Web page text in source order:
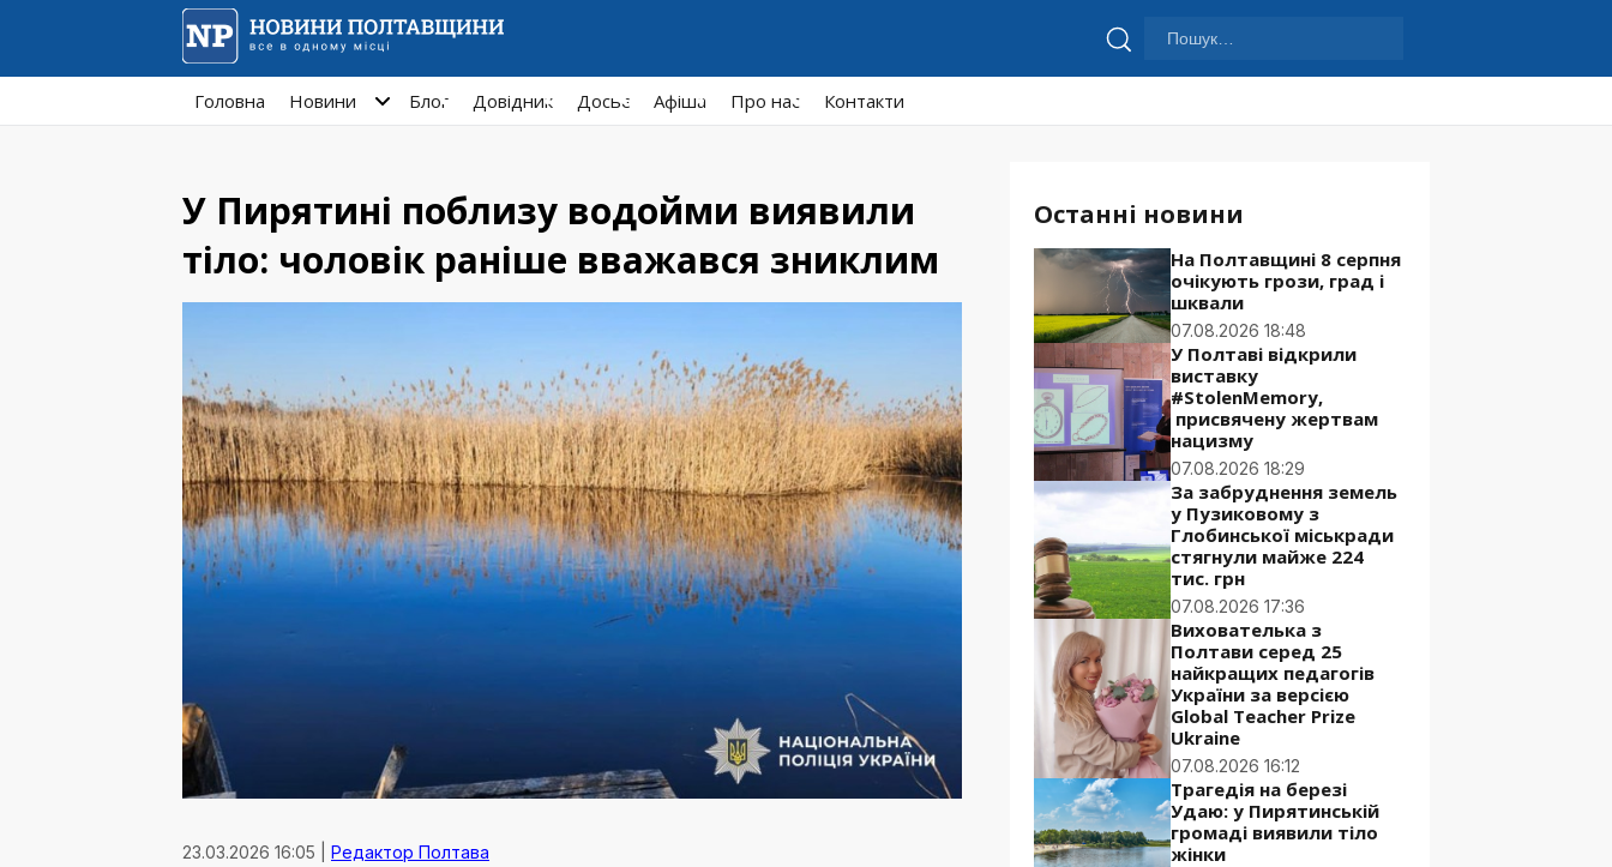
Пошук:
Головна Новини Блог Довідник Досьє Афiша Про нас Контакти
У Пирятині поблизу водойми виявили
тіло: чоловік раніше вважався зниклим
23.03.2026 16:05 | Редактор Полтава
Останні новини
На Полтавщині 8 серпня
очікують грози, град і
шквали
07.08.2026 18:48
У Полтаві відкрили
виставку
#StolenMemory,
присвячену жертвам
нацизму
07.08.2026 18:29
За забруднення земель
у Пузиковому з
Глобинської міськради
стягнули майже 224
тис. грн
07.08.2026 17:36
Вихователька з
Полтави серед 25
найкращих педагогів
України за версією
Global Teacher Prize
Ukraine
07.08.2026 16:12
Трагедія на березі
Удаю: у Пирятинській
громаді виявили тіло
жінки